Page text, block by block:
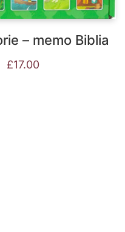
– memo Biblia
£17.00